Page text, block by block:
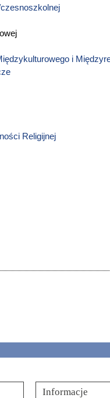
i
Religijnej
Informacje